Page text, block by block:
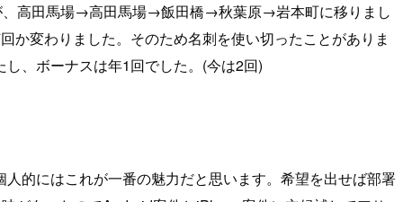
、高田馬場→高田馬場→飯田橋→秋葉原→岩本町に移りまし
か変わりました。そのため名刺を使い切ったことがありま
、ボーナスは年1回でした。(今は2回)
的にはこれが一番の魅力だと思います。希望を出せば部署